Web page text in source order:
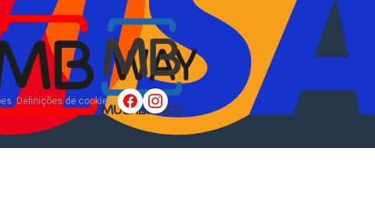
Sobre Nós
Definições de cookies